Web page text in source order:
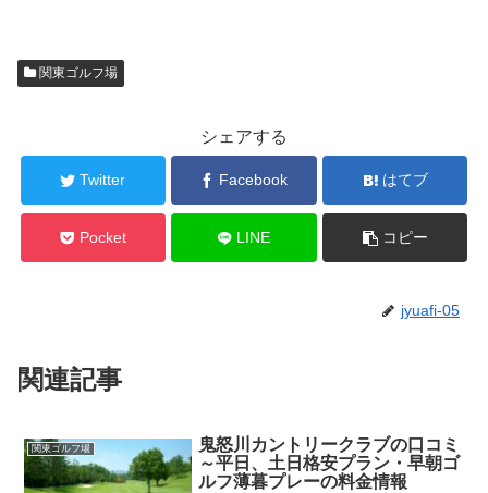
関東ゴルフ場
シェアする
Twitter Facebook はてブ
Pocket LINE コピー
jyuafi-05
関連記事
関東ゴルフ場
鬼怒川カントリークラブの口コミ
～平日、土日格安プラン・早朝ゴ
ルフ薄暮プレーの料金情報